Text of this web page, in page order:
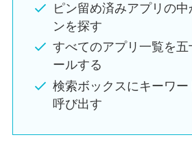
ピン留め済みアプリの
ンを探す
すべてのアプリ一覧を五
ールする
検索ボックスにキーワ
呼び出す